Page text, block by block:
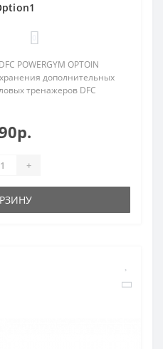
POWERGYM OPTOIN
дополнительных
тренажеров DFC
+